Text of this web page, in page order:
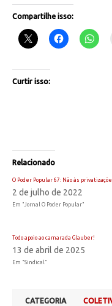
Compartilhe isso:
Curtir isso:
Relacionado
O Poder Popular 67: Não às
2 de julho de 2022
Em "Jornal O Poder Popular"
Todo apoio ao camarada Glauber!
13 de abril de 2025
Em "Sindical"
CATEGORIA